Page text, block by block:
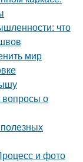
что
мир
вопросы о
и фото